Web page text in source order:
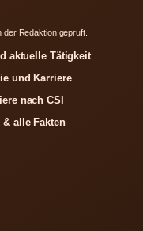
Redaktion gepruft.
aktuelle Tätigkeit
und Karriere
nach CSI
alle Fakten